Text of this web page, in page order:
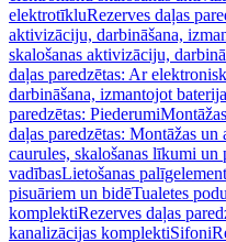
elektrotīkluRezerves daļas
aktivizāciju, darbināšana,
skalošanas aktivizāciju,
daļas paredzētas: Ar
darbināšana, izmantojot
paredzētas: Piederumi
daļas paredzētas: Montāžas
caurules, skalošanas līkumi un
vadībasLietošanas
pisuāriem un bidēTualetes
komplektiRezerves daļas
kanalizācijas komplektiSifoni